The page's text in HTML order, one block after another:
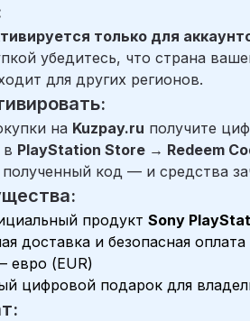
только для
убедитесь, что страна
для других регионов.
на Kuzpay.ru получите
в PlayStation Store → Redeem
код — и средства
продукт Sony
доставка и безопасная оплата
евро (EUR)
цифровой подарок для